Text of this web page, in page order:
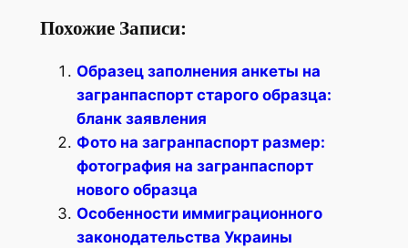
Похожие Записи:
Образец заполнения анкеты на
загранпаспорт старого образца:
бланк заявления
Фото на загранпаспорт размер:
фотография на загранпаспорт
нового образца
Особенности иммиграционного
законодательства Украины